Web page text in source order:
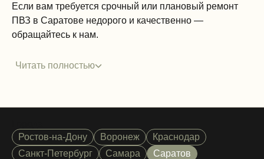
Если вам требуется срочный или плановый ремонт
ПВЗ в Саратове недорого и качественно —
обращайтесь к нам.
Читать полностью
Ростов-на-Дону
Воронеж
Краснодар
Санкт-Петербург
Самара
Саратов